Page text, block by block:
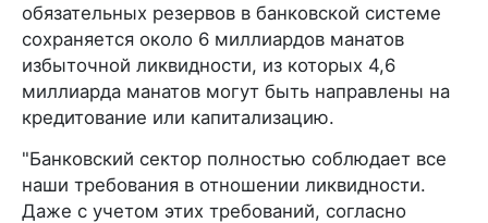
обязательных резервов в банковской системе
сохраняется около 6 миллиардов манатов
избыточной ликвидности, из которых 4,6
миллиарда манатов могут быть направлены на
кредитование или капитализацию.
"Банковский сектор полностью соблюдает все
наши требования в отношении ликвидности.
Даже с учетом этих требований, согласно